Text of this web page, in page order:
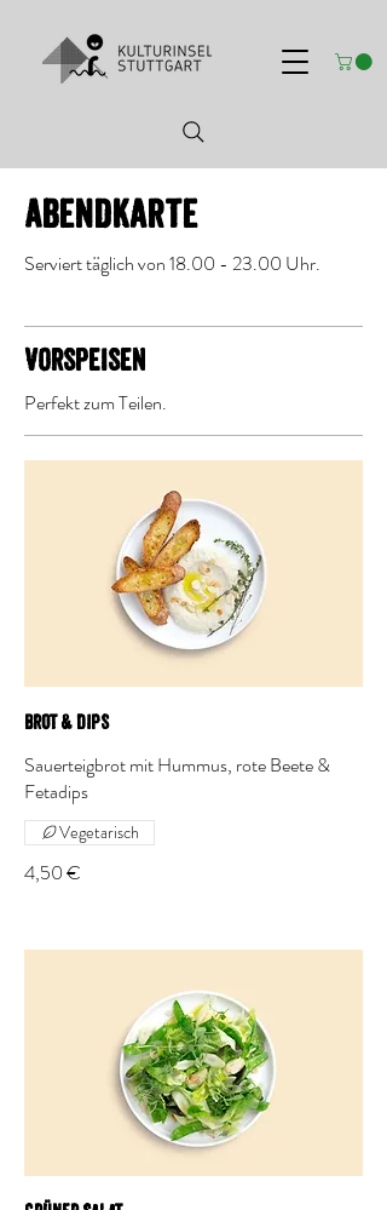
Abendkarte
Serviert täglich von 18.00 - 23.00 Uhr.
Vorspeisen
Perfekt zum Teilen.
Brot & Dips
Sauerteigbrot mit Hummus, rote Beete &
Fetadips
4,50 €
Vegetarisch